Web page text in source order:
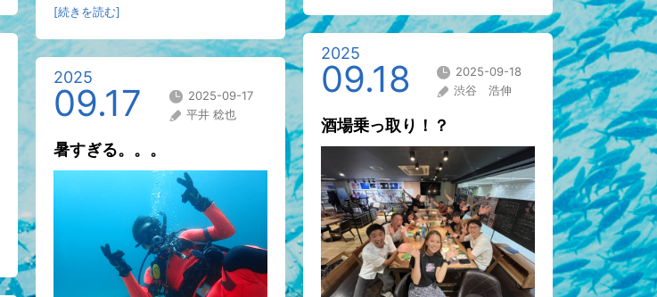
[続きを読む]
2025
09.18
2025-09-18
渋谷 浩伸
酒場乗っ取り！？
2025
09.17
2025-09-17
平井 稔也
暑すぎる。。。